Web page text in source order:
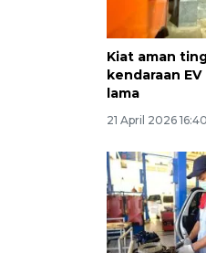
Kiat aman
kendaraan
lama
21 April 2026